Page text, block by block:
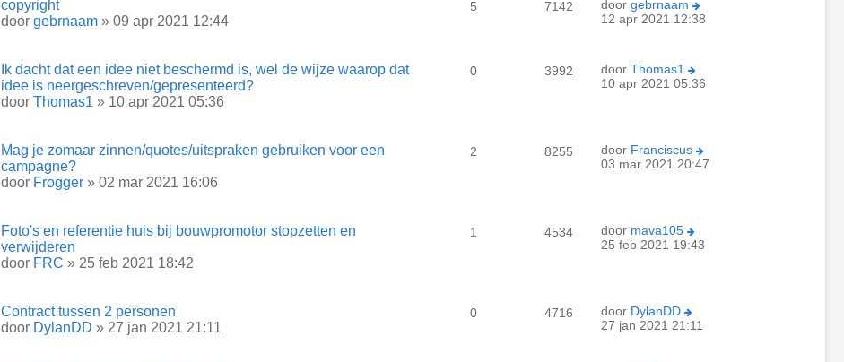
copyright
door gebrnaam » 09 apr 2021 12:44
5 7142 door gebrnaam
12 apr 2021 12:38
Ik dacht dat een idee niet beschermd is, wel de wijze waarop dat
idee is neergeschreven/gepresenteerd?
door Thomas1 » 10 apr 2021 05:36
0 3992 door Thomas1
10 apr 2021 05:36
Mag je zomaar zinnen/quotes/uitspraken gebruiken voor een
campagne?
door Frogger » 02 mar 2021 16:06
2 8255 door Franciscus
03 mar 2021 20:47
Foto's en referentie huis bij bouwpromotor stopzetten en
verwijderen
door FRC » 25 feb 2021 18:42
1 4534 door mava105
25 feb 2021 19:43
Contract tussen 2 personen
door DylanDD » 27 jan 2021 21:11
0 4716 door DylanDD
27 jan 2021 21:11